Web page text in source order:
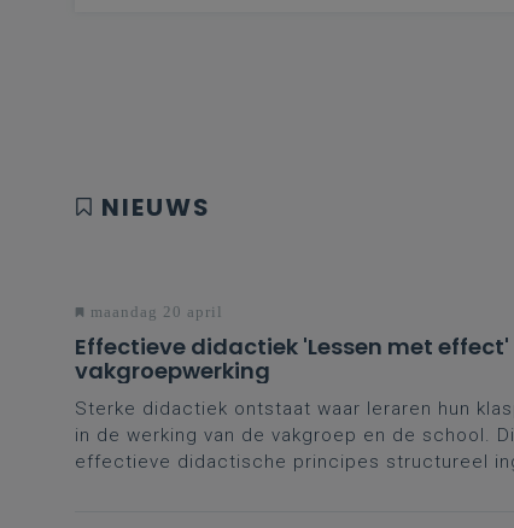
NIEUWS
maandag 20 april
Effectieve didactiek 'Lessen met
vakgroepwerking
Sterke didactiek ontstaat waar leraren hun
in de werking van de vakgroep en de school.
effectieve didactische principes structureel